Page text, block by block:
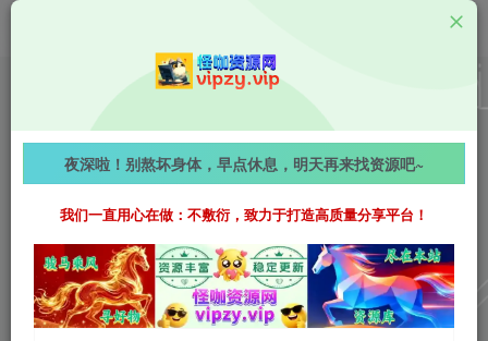
【2026-4-29】心动放映厅｜每日随机精选小姐姐视频
分享，赏心悦目！
523字 阅读时长约3分钟 2026-04-29 更新
作者：怪咖
热度：45
0条评论 作者已发布3745篇文章
夜深啦！别熬坏身体，早点休息，明天再来找资源吧~
我们一直用心在做：不敷衍，致力于打造高质量分享平台！